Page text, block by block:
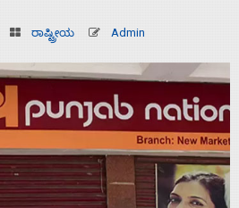
ರಾಷ್ಟ್ರೀಯ Admin